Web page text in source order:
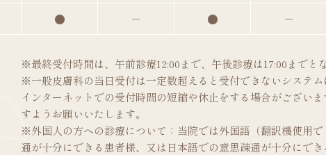
● － ● －
※最終受付時間は、午前診療12:00まで、午後診療は17:00までと
※一般皮膚科の当日受付は一定数超えると受付できないシステ
インターネットでの受付時間の短縮や休止をする場合がござい
すようお願いいたします。
※外国人の方への診療について：当院では外国語（翻訳機使用
通が十分にできる患者様、又は日本語での意思疎通が十分にで